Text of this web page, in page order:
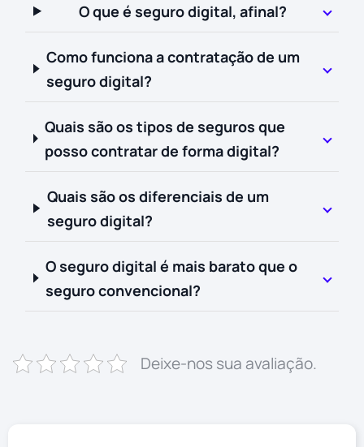
O que é seguro digital, afinal?
Como funciona a contratação de um
seguro digital?
Quais são os tipos de seguros que
posso contratar de forma digital?
Quais são os diferenciais de um
seguro digital?
O seguro digital é mais barato que o
seguro convencional?
Deixe-nos sua avaliação.